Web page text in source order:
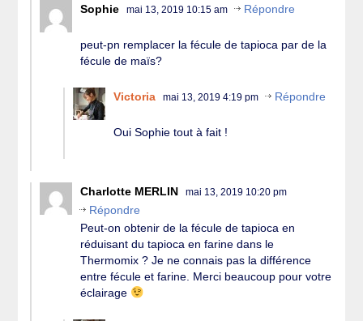
Sophie mai 13, 2019 10:15 am Répondre
peut-pn remplacer la fécule de tapioca par de la
fécule de maïs?
Victoria mai 13, 2019 4:19 pm Répondre
Oui Sophie tout à fait !
Charlotte MERLIN mai 13, 2019 10:20 pm
Répondre
Peut-on obtenir de la fécule de tapioca en
réduisant du tapioca en farine dans le
Thermomix ? Je ne connais pas la différence
entre fécule et farine. Merci beaucoup pour votre
éclairage